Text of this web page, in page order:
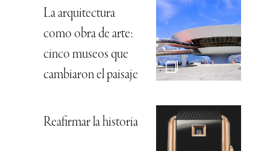
La arquitectura
como obra de arte:
cinco museos que
cambiaron el paisaje
Reafirmar la historia